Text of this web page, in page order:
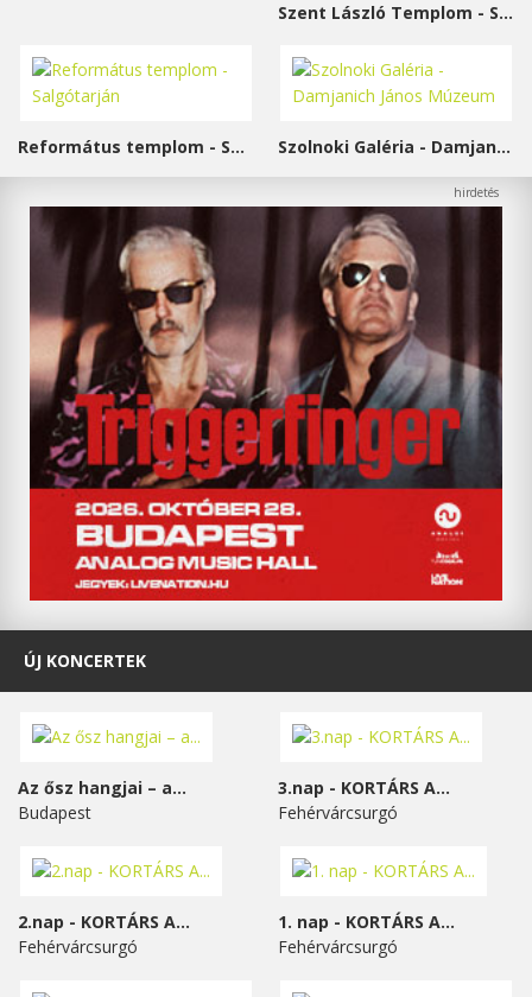
Szent László Templom - Sárvár
Református templom - Salgótarján Szolnoki Galéria - Damjanich János Múzeum
ÚJ KONCERTEK
Az ősz hangjai – a...
Budapest
3.nap - KORTÁRS A...
Fehérvárcsurgó
2.nap - KORTÁRS A...
Fehérvárcsurgó
1. nap - KORTÁRS A...
Fehérvárcsurgó